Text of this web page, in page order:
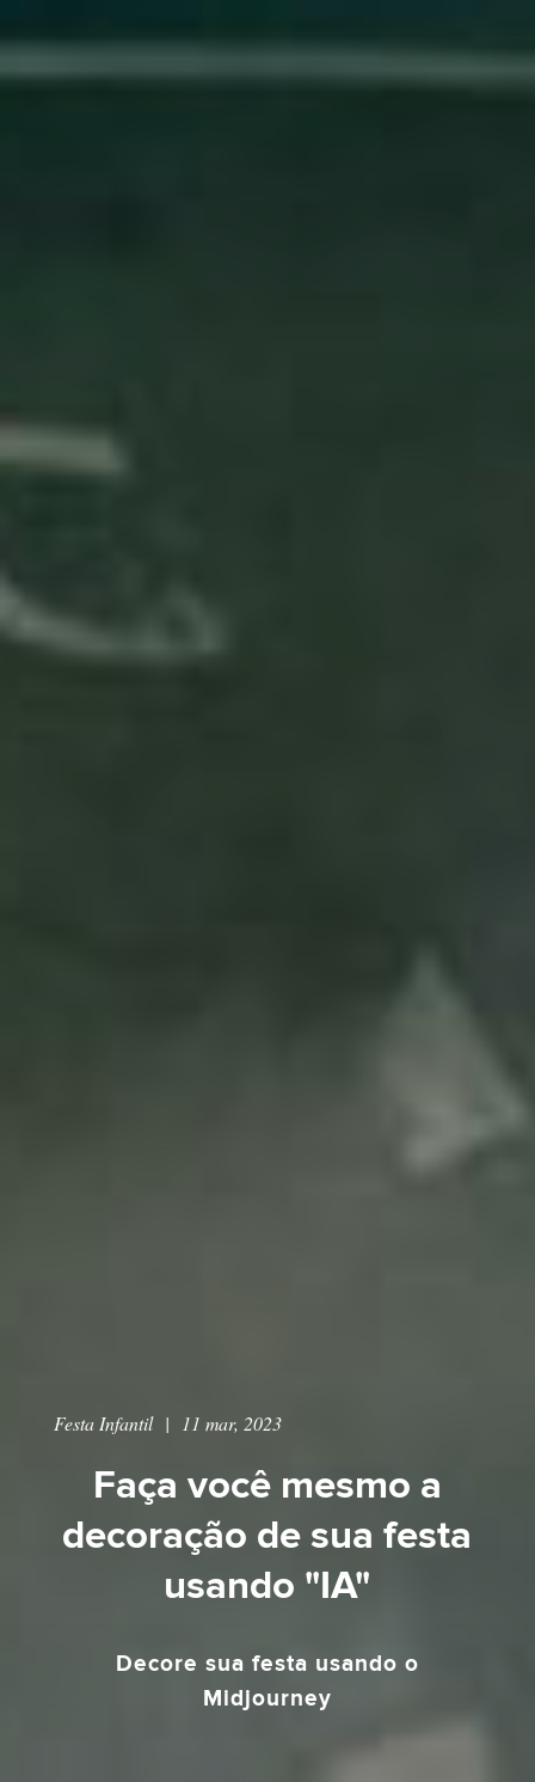
Festa Infantil| 11 mar, 2023
Faça você mesmo a
decoração de sua festa
usando "IA"
Decore sua festa usando o
Midjourney